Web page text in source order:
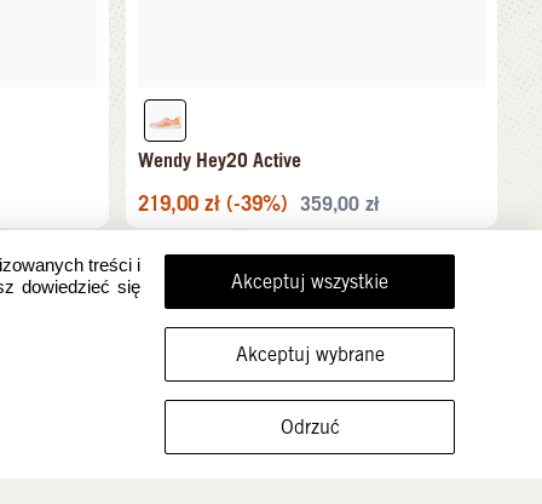
FILTRUJ ROZMIARY
Wendy Hey2O Active
219,00 zł (-39%) 359,00 zł
treści i
dowiedzieć się
Akceptuj wszystkie
Akceptuj wybrane
Odrzuć